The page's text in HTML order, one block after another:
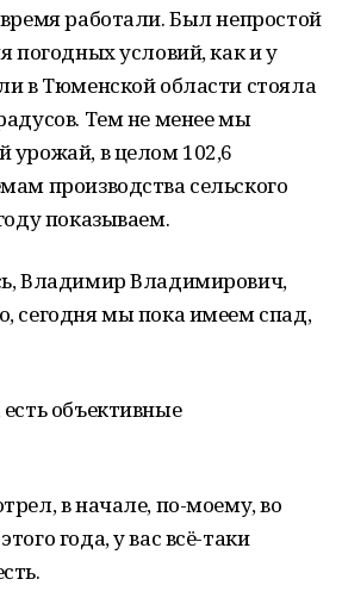
работали. Был непростой
погодных условий, как и у
в Тюменской области стояла
Тем не менее мы
урожай, в целом 102,6
производства сельского
показываем.
Владимир Владимирович,
сегодня мы пока имеем спад,
объективные
в начале, по-моему, во
года, у вас всё-таки